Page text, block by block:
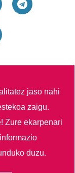
jaso nahi
zaigu.
Zure ekarpenari
duzu.